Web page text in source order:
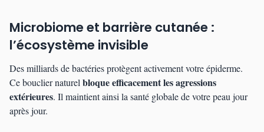
Microbiome et barrière cutanée :
l’écosystème invisible
Des milliards de bactéries protègent activement votre épiderme.
Ce bouclier naturel bloque efficacement les agressions
extérieures. Il maintient ainsi la santé globale de votre peau jour
après jour.